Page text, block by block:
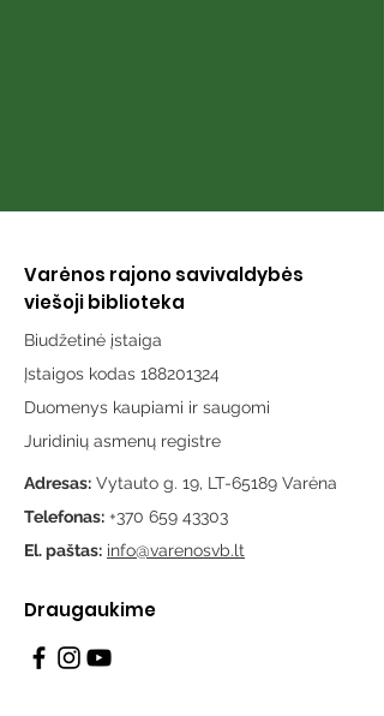
Varėnos rajono savivaldybės
viešoji biblioteka
Biudžetinė įstaiga
Įstaigos kodas 188201324
Duomenys kaupiami ir saugomi
Juridinių asmenų registre
Adresas: Vytauto g. 19, LT-65189 Varėna
Telefonas: +370 659 43303
El. paštas: info@varenosvb.lt
Draugaukime